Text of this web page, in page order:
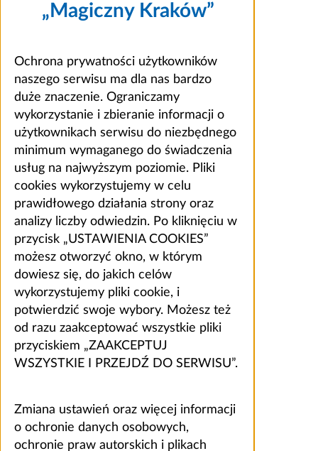
„Magiczny Kraków”
Ochrona prywatności użytkowników
naszego serwisu ma dla nas bardzo
duże znaczenie. Ograniczamy
wykorzystanie i zbieranie informacji o
użytkownikach serwisu do niezbędnego
minimum wymaganego do świadczenia
usług na najwyższym poziomie. Pliki
cookies wykorzystujemy w celu
prawidłowego działania strony oraz
analizy liczby odwiedzin. Po kliknięciu w
przycisk „USTAWIENIA COOKIES”
możesz otworzyć okno, w którym
dowiesz się, do jakich celów
wykorzystujemy pliki cookie, i
potwierdzić swoje wybory. Możesz też
od razu zaakceptować wszystkie pliki
przyciskiem „ZAAKCEPTUJ
WSZYSTKIE I PRZEJDŹ DO SERWISU”.
Zmiana ustawień oraz więcej informacji
o ochronie danych osobowych,
ochronie praw autorskich i plikach